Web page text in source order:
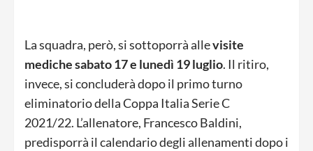
La squadra, però, si sottoporrà allevisite
mediche sabato 17 e lunedì 19 luglio. Il ritiro,
invece, si concluderà dopo il primo turno
eliminatorio della Coppa Italia Serie C
2021/22. L’allenatore, Francesco Baldini,
predisporrà il calendario degli allenamenti dopo i